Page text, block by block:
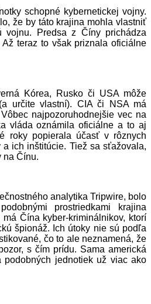
schopné kybernetickej vojny.
že by táto krajina mohla vlastniť
vojnu. Predsa z Číny prichádza
teraz to však priznala oficiálne
Kórea, Rusko či USA môže
určite vlastní). CIA či NSA má
najpozoruhodnejšie vec na
vláda oznámila oficiálne a to aj
roky popierala účasť v rôznych
ich inštitúcie. Tiež sa sťažovala,
na Čínu.
analytika Tripwire, bolo
prostriedkami krajina
Čína kyber-kriminálnikov, ktorí
špionáž. Ich útoky nie sú podľa
čo to ale neznamená, že
s čím prídu. Sama americká
podobných jednotiek už viac ako